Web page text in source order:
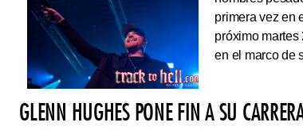
primera vez en
próximo
en el marco de
GLENN HUGHES PONE FIN A SU